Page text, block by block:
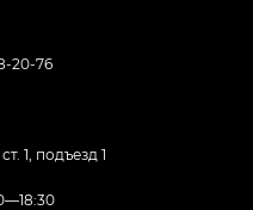
20-76
1, подъезд 1